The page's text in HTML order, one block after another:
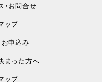
・お問合せ
ップ
お申込み
まった方へ
ップ